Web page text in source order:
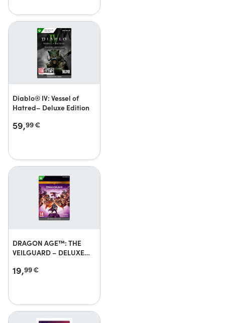
Diablo® IV: Vessel of
Hatred– Deluxe Edition
59,99€
DRAGON AGE™: THE
VEILGUARD – DELUXE
19,99€